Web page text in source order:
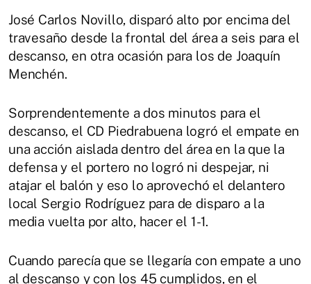
José Carlos Novillo, disparó alto por encima del
travesaño desde la frontal del área a seis para el
descanso, en otra ocasión para los de Joaquín
Menchén.
Sorprendentemente a dos minutos para el
descanso, el CD Piedrabuena logró el empate en
una acción aislada dentro del área en la que la
defensa y el portero no logró ni despejar, ni
atajar el balón y eso lo aprovechó el delantero
local Sergio Rodríguez para de disparo a la
media vuelta por alto, hacer el 1-1.
Cuando parecía que se llegaría con empate a uno
al descanso y con los 45 cumplidos, en el